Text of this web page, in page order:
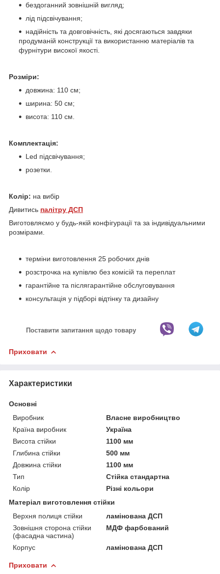
бездоганний зовнішній вигляд;
лід підсвічування;
надійність та довговічність, які досягаються завдяки
продуманій конструкції та використанню матеріалів та
фурнітури високої якості.
Розміри:
довжина: 110 см;
ширина: 50 см;
висота: 110 см.
Комплектація:
Led підсвічування;
розетки.
Колір: на вибір
Дивитись палітру ДСП
Виготовляємо у будь-якій конфігурації та за індивідуальними
розмірами.
терміни виготовлення 25 робочих днів
розстрочка на купівлю без комісій та переплат
гарантійне та післягарантійне обслуговування
консультація у підборі відтінку та дизайну
Поставити запитання щодо товару
Приховати
Характеристики
Основні
Виробник
Власне виробництво
Країна виробник
Україна
Висота стійки
1100 мм
Глибина стійки
500 мм
Довжина стійки
1100 мм
Тип
Стійка стандартна
Колір
Різні кольори
Матеріал виготовлення стійки
Верхня полиця стійки
ламінована ДСП
Зовнішня сторона стійки
(фасадна частина)
МДФ фарбований
Корпус ламінована ДСП
Приховати